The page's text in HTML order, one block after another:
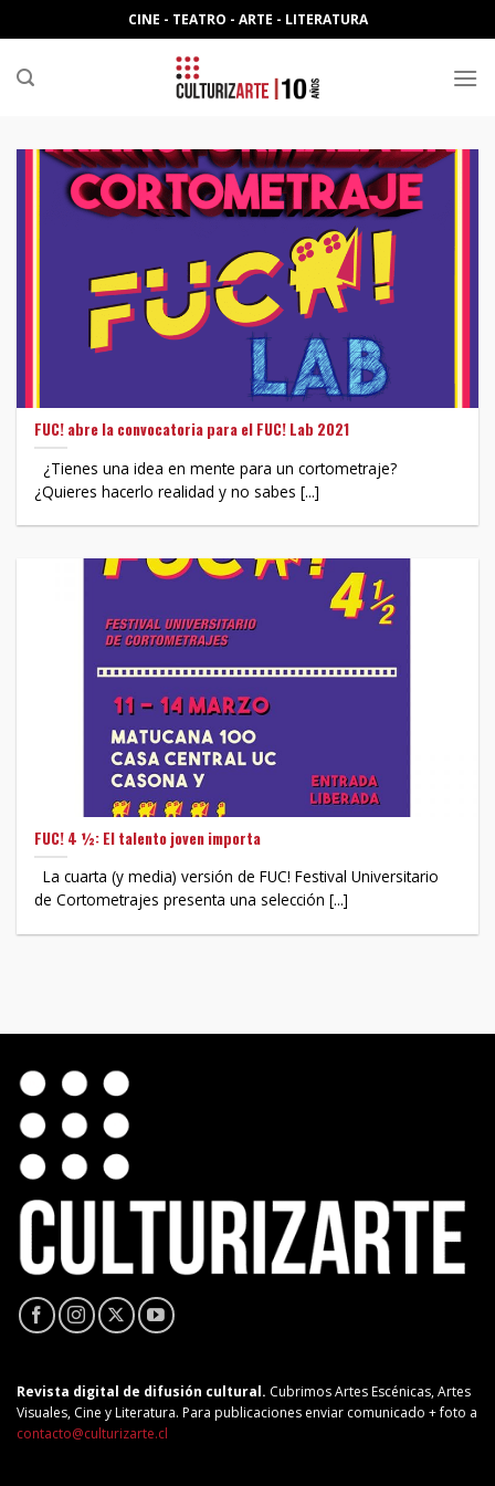
to
content
CINE - TEATRO - ARTE - LITERATURA
FUC! abre la convocatoria para el FUC! Lab 2021
¿Tienes una idea en mente para un cortometraje?
¿Quieres hacerlo realidad y no sabes [...]
FUC! 4 ½: El talento joven importa
La cuarta (y media) versión de FUC! Festival Universitario
de Cortometrajes presenta una selección [...]
Revista digital de difusión cultural. Cubrimos Artes Escénicas, Artes
Visuales, Cine y Literatura. Para publicaciones enviar comunicado + foto a
contacto@culturizarte.cl